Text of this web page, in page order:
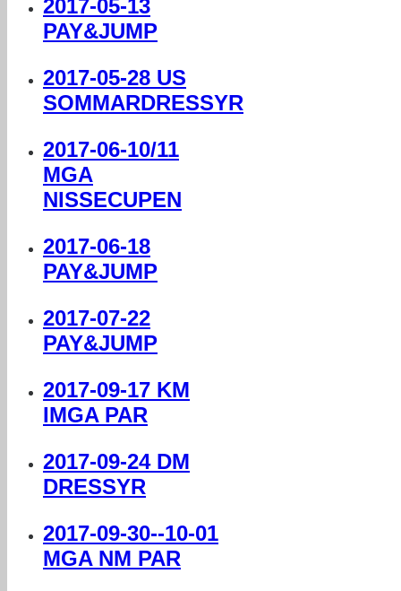
2017-05-13
PAY&JUMP
2017-05-28 US
SOMMARDRESSYR
2017-06-10/11
MGA
NISSECUPEN
2017-06-18
PAY&JUMP
2017-07-22
PAY&JUMP
2017-09-17 KM
IMGA PAR
2017-09-24 DM
DRESSYR
2017-09-30--10-01
MGA NM PAR